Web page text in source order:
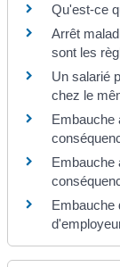
Qu'est-ce
Arrêt
sont les
Un salarié
chez le
Embauche
Embauche
Embauche